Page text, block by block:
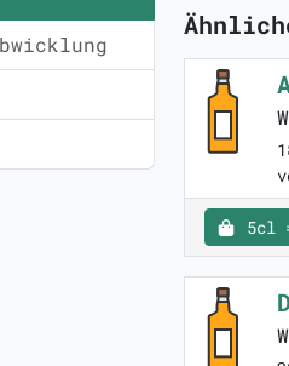
5cl